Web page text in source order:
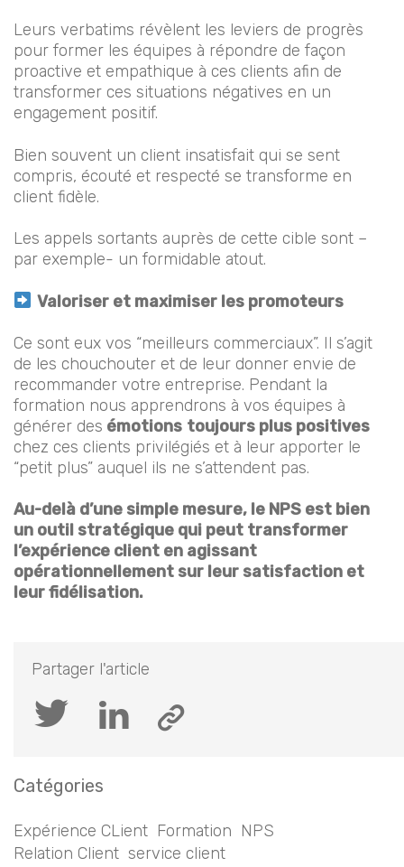
Leurs verbatims révèlent les leviers de progrès
pour former les équipes à répondre de façon
proactive et empathique à ces clients afin de
transformer ces situations négatives en un
engagement positif.
Bien souvent un client insatisfait qui se sent
compris, écouté et respecté se transforme en
client fidèle.
Les appels sortants auprès de cette cible sont –
par exemple- un formidable atout.
Valoriser et maximiser les promoteurs
Ce sont eux vos “meilleurs commerciaux”. Il s’agit
de les chouchouter et de leur donner envie de
recommander votre entreprise. Pendant la
formation nous apprendrons à vos équipes à
générer des émotions toujours plus positives
chez ces clients privilégiés et à leur apporter le
“petit plus” auquel ils ne s’attendent pas.
Au-delà d’une simple mesure, le NPS est bien
un outil stratégique qui peut transformer
l’expérience client en agissant
opérationnellement sur leur satisfaction et
leur fidélisation.
Partager l'article
Catégories
Expérience CLient Formation NPS
Relation Client service client